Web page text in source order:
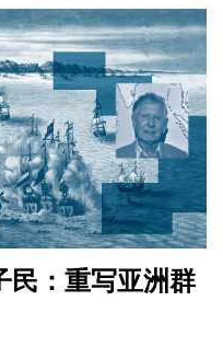
民：重写亚洲群